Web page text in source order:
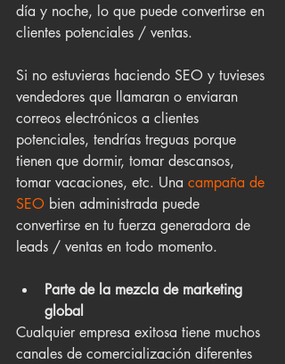
día y noche, lo que puede convertirse en
clientes potenciales / ventas.
Si no estuvieras haciendo SEO y tuvieses
vendedores que llamaran o enviaran
correos electrónicos a clientes
potenciales, tendrías treguas porque
tienen que dormir, tomar descansos,
tomar vacaciones, etc. Una campaña de
SEO bien administrada puede
convertirse en tu fuerza generadora de
leads / ventas en todo momento.
Parte de la mezcla de marketing
global
Cualquier empresa exitosa tiene muchos
canales de comercialización diferentes